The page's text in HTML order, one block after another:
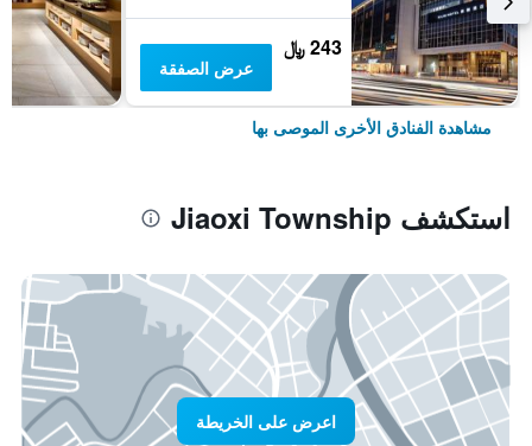
243 ﷼
عرض الصفقة
مشاهدة الفنادق الأخرى الموصى بها
استكشف Jiaoxi Township
اعرض على الخريطة